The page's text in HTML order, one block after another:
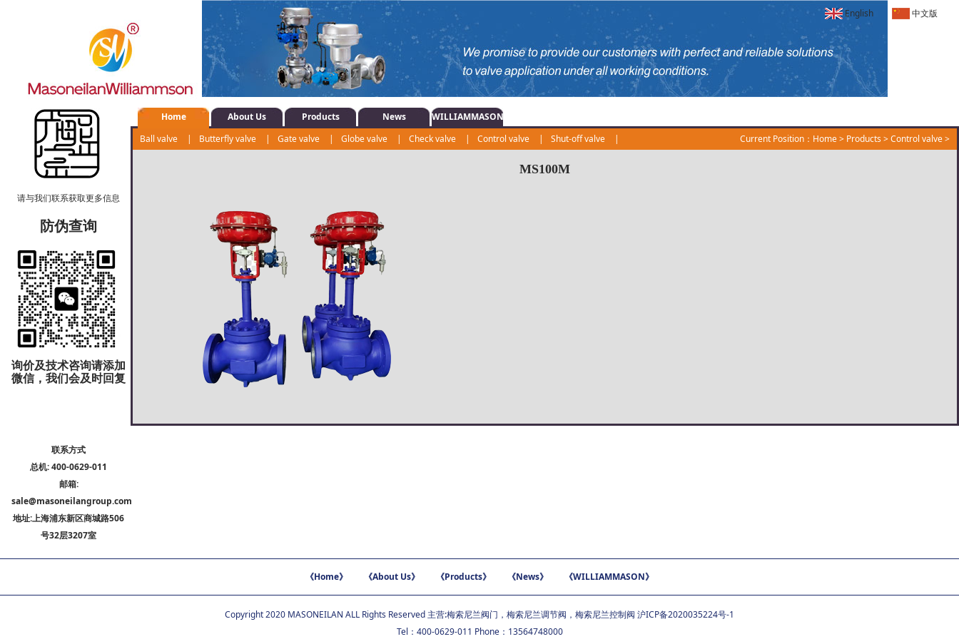
请与我们联系获取更多信息
防伪查询
询价及技术咨询请添加
微信，我们会及时回复
联系方式
总机: 400-0629-011
邮箱:
sale@masoneilangroup.com
地址:上海浦东新区商城路506
号32层3207室
中文版
English
Home About Us Products News
WILLIAMMASON
Current Position： Home> Products >Control valve>
Ball valve | Butterfly valve | Gate valve | Globe valve | Check valve | Control valve | Shut-off valve
|
MS100M
《Home》 《About Us》 《Products》 《News》 《WILLIAMMASON》
Copyright 2020 MASONEILAN ALL Rights Reserved 主营:梅索尼兰阀门 ， 梅索尼兰调节阀 ， 梅索尼兰控制阀 沪ICP备2020035224号-1
Tel：400-0629-011 Phone：13564748000